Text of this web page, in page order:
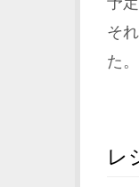
そ
た。
レ